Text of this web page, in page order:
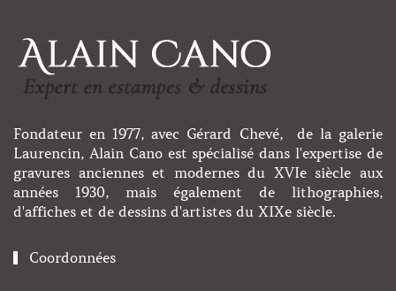
Fondateur en 1977, avec Gérard Chevé, de la galerie
Laurencin, Alain Cano est spécialisé dans l'expertise de
gravures anciennes et modernes du XVIe siècle aux
années 1930, mais également de lithographies,
d'affiches et de dessins d'artistes du XIXe siècle.
Coordonnées